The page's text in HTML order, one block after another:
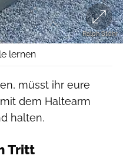
Ralph Stöhr
lernen
müsst ihr eure
dem Haltearm
halten.
Tritt